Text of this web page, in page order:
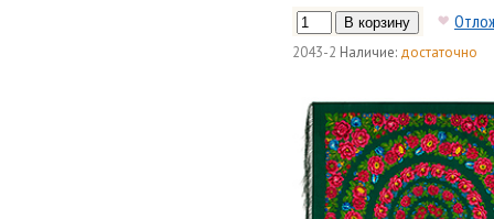
2043-2 Наличие: достаточно